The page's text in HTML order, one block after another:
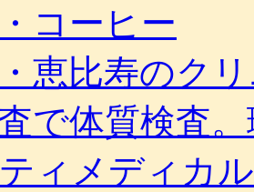
ン
ト
円
相
当
が
100
円
で。
コーヒー
恵比寿のク
で体質検査
ィメディカ